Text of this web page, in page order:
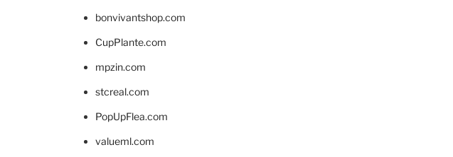
bonvivantshop.com
CupPlante.com
mpzin.com
stcreal.com
PopUpFlea.com
valueml.com